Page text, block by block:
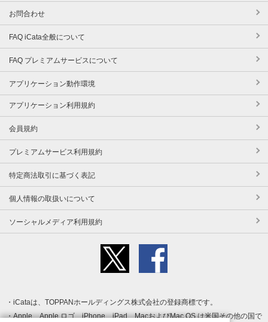
お問合わせ
FAQ iCata全般について
FAQ プレミアムサービスについて
アプリケーション動作環境
アプリケーション利用規約
会員規約
プレミアムサービス利用規約
特定商法取引に基づく表記
個人情報の取扱いについて
ソーシャルメディア利用規約
iCataは、TOPPANホールディングス株式会社の登録商標です。
Apple、Apple ロゴ、iPhone、iPad、MacおよびMac OS は米国その他の国で